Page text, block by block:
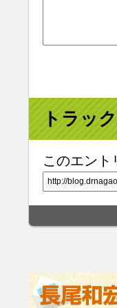
トラッ
このエント